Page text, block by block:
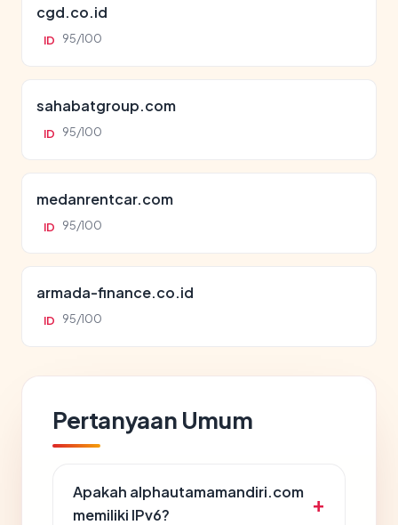
cgd.co.id
ID 95/100
sahabatgroup.com
ID 95/100
medanrentcar.com
ID 95/100
armada-finance.co.id
ID 95/100
Pertanyaan Umum
Apakah alphautamamandiri.com
memiliki IPv6?